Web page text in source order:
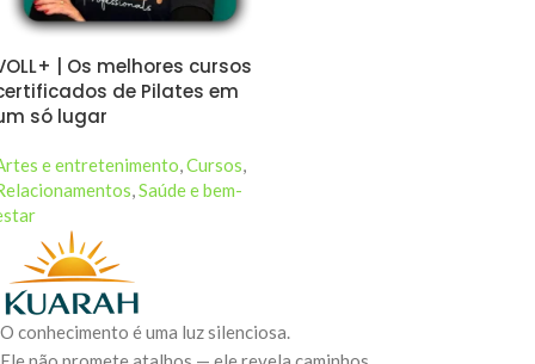
| Os melhores cursos
de Pilates em
só lugar
e entretenimento Cursos
Saúde e bem-
O conhecimento é uma luz silenciosa.